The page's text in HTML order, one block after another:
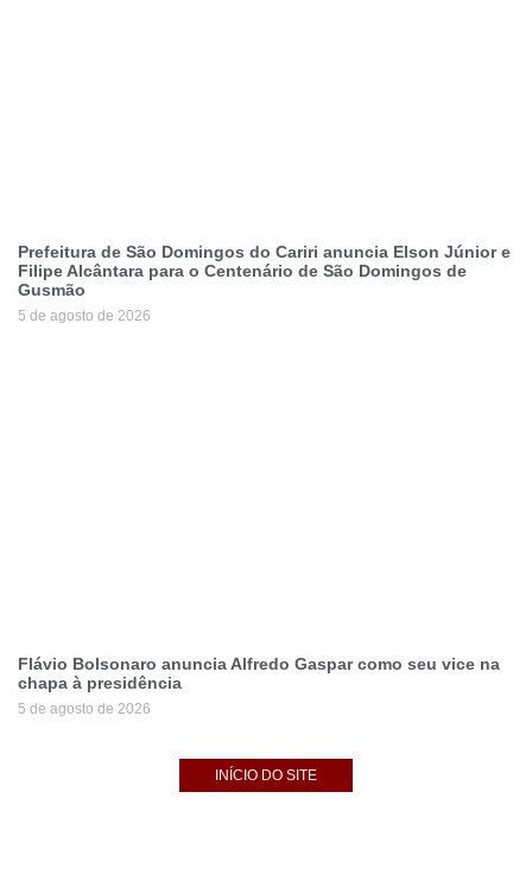
Prefeitura de São Domingos do Cariri anuncia Elson Júnior e
Filipe Alcântara para o Centenário de São Domingos de
Gusmão
5 de agosto de 2026
Flávio Bolsonaro anuncia Alfredo Gaspar como seu vice na
chapa à presidência
5 de agosto de 2026
INÍCIO DO SITE